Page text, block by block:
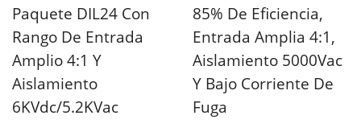
Paquete DIL24 Con
Rango De Entrada
Amplio 4:1 Y
Aislamiento
6KVdc/5.2KVac
85% De Eficiencia,
Entrada Amplia 4:1,
Aislamiento 5000Vac
Y Bajo Corriente De
Fuga